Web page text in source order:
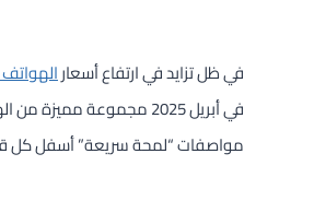
في ظل تزايد في ارتفاع أسعارالهواتف
مواصفات “لمحة سريعة” أسفل كل